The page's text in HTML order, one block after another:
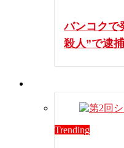
バンコクで
殺人”で逮
Trending